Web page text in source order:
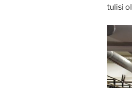
tulisi